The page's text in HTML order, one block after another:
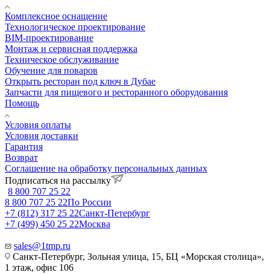
Комплексное оснащение
Технологическое проектирование
BIM-проектирование
Монтаж и сервисная поддержка
Техническое обслуживание
Обучение для поваров
Открыть ресторан под ключ в Дубае
Запчасти для пищевого и ресторанного оборудования
Помощь
Условия оплаты
Условия доставки
Гарантия
Возврат
Соглашение на обработку персональных данных
Подписаться на рассылку
8 800 707 25 22
8 800 707 25 22По России
+7 (812) 317 25 22Санкт-Петербург
+7 (499) 450 25 22Москва
sales@1tmp.ru
Санкт-Петербург, Зольная улица, 15, БЦ «Морская столица»,
1 этаж, офис 106